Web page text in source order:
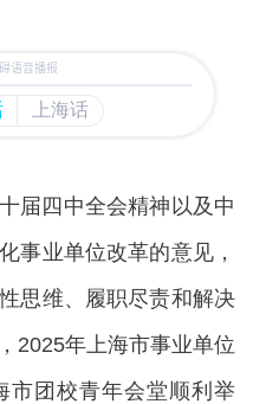
四中全会精神以及中
事业单位改革的意见，
思维、履职尽责和解决
2025年上海市事业单位
市团校青年会堂顺利举